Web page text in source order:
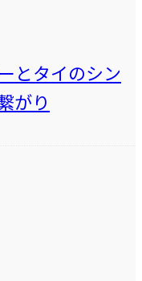
とタイのシン
がり